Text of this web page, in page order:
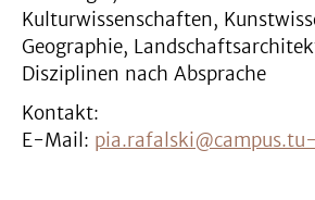
Kulturwissenschaften,
Geographie,
Disziplinen nach Absprache
Kontakt:
E-Mail: